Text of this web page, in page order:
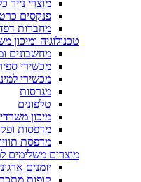
מוצרי נייר
פנקסים
מחברות
טכנולוגיה ומיכון
מחשבונים
מכשירי
מכשירי
מגרסות
טלפונים
מיכון
מדפסות
מדפסת
מוצרים משלימים
יומנים
קופות